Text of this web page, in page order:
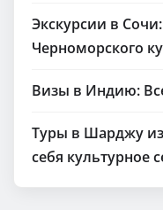
Экскурсии в
Черноморского
Визы в Индию:
Туры в Шарджу
себя культурное